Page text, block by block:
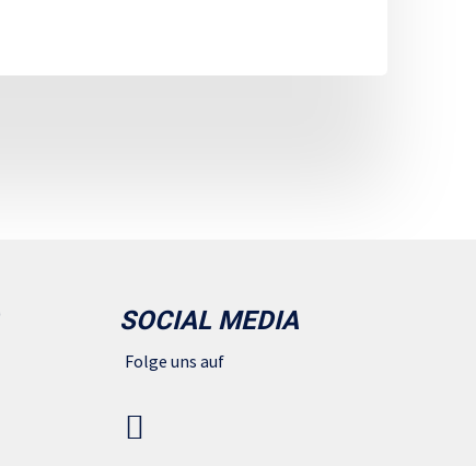
SOCIAL MEDIA
Folge uns auf